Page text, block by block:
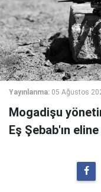
Yayınlanma: 05 Ağustos
Mogadişu
Eş Şebab'ın